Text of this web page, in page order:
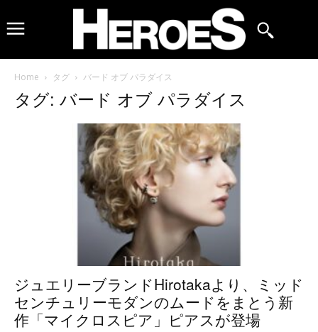
Home タグ バード オブ パラダイス
タグ: バード オブ パラダイス
ジュエリーブランドHirotakaより、ミッド
センチュリーモダンのムードをまとう新
作「マイクロスピア」ピアスが登場